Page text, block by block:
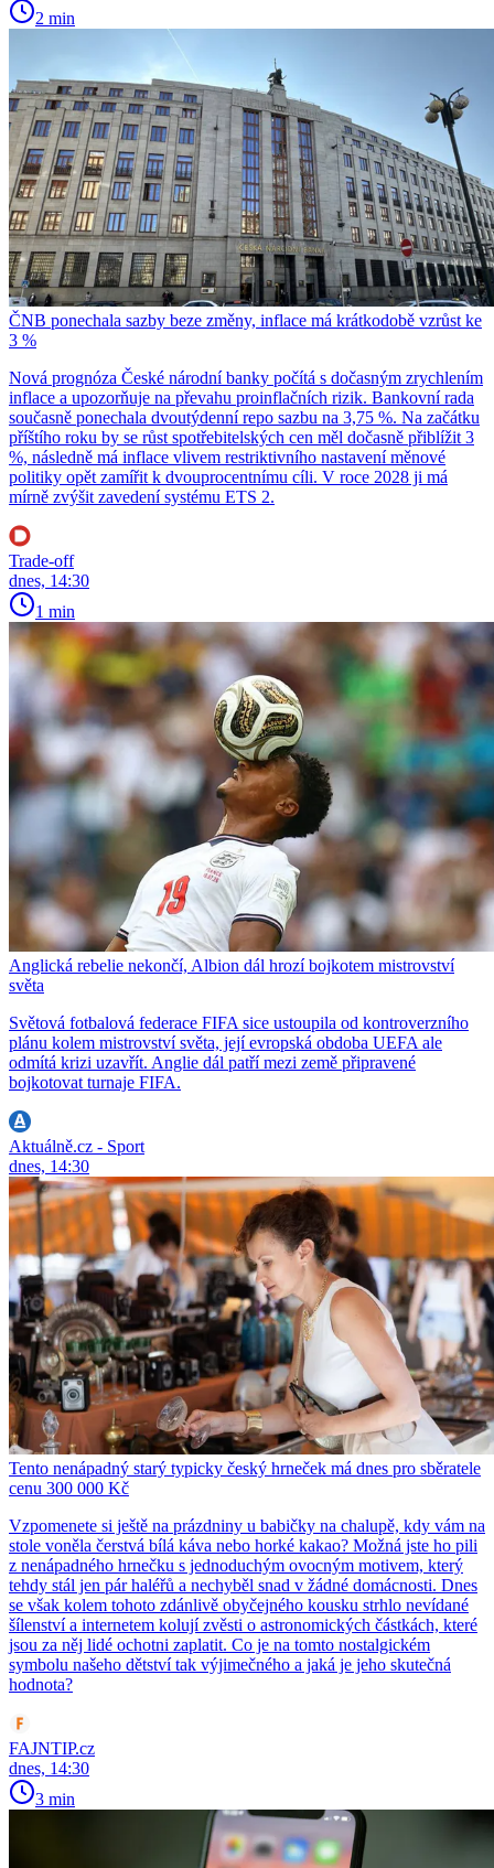
2 min
ČNB ponechala sazby beze změny, inflace má krátkodobě vzrůst ke
3 %
Nová prognóza České národní banky počítá s dočasným zrychlením
inflace a upozorňuje na převahu proinflačních rizik. Bankovní rada
současně ponechala dvoutýdenní repo sazbu na 3,75 %. Na začátku
příštího roku by se růst spotřebitelských cen měl dočasně přiblížit 3
%, následně má inflace vlivem restriktivního nastavení měnové
politiky opět zamířit k dvouprocentnímu cíli. V roce 2028 ji má
mírně zvýšit zavedení systému ETS 2.
Trade-off
dnes, 14:30
1 min
Anglická rebelie nekončí, Albion dál hrozí bojkotem mistrovství
světa
Světová fotbalová federace FIFA sice ustoupila od kontroverzního
plánu kolem mistrovství světa, její evropská obdoba UEFA ale
odmítá krizi uzavřít. Anglie dál patří mezi země připravené
bojkotovat turnaje FIFA.
Aktuálně.cz - Sport
dnes, 14:30
Tento nenápadný starý typicky český hrneček má dnes pro sběratele
cenu 300 000 Kč
Vzpomenete si ještě na prázdniny u babičky na chalupě, kdy vám na
stole voněla čerstvá bílá káva nebo horké kakao? Možná jste ho pili
z nenápadného hrnečku s jednoduchým ovocným motivem, který
tehdy stál jen pár haléřů a nechyběl snad v žádné domácnosti. Dnes
se však kolem tohoto zdánlivě obyčejného kousku strhlo nevídané
šílenství a internetem kolují zvěsti o astronomických částkách, které
jsou za něj lidé ochotni zaplatit. Co je na tomto nostalgickém
symbolu našeho dětství tak výjimečného a jaká je jeho skutečná
hodnota?
FAJNTIP.cz
dnes, 14:30
3 min